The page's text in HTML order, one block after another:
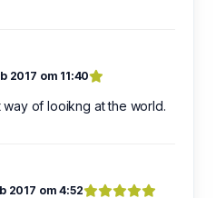
2017 om 11:40
way of looikng at the world.
2017 om 4:52